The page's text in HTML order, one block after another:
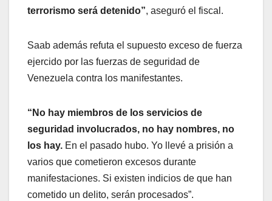
terrorismo será detenido”, aseguró el fiscal.
Saab además refuta el supuesto exceso de fuerza
ejercido por las fuerzas de seguridad de
Venezuela contra los manifestantes.
“No hay miembros de los servicios de
seguridad involucrados, no hay nombres, no
los hay. En el pasado hubo. Yo llevé a prisión a
varios que cometieron excesos durante
manifestaciones. Si existen indicios de que han
cometido un delito, serán procesados”.